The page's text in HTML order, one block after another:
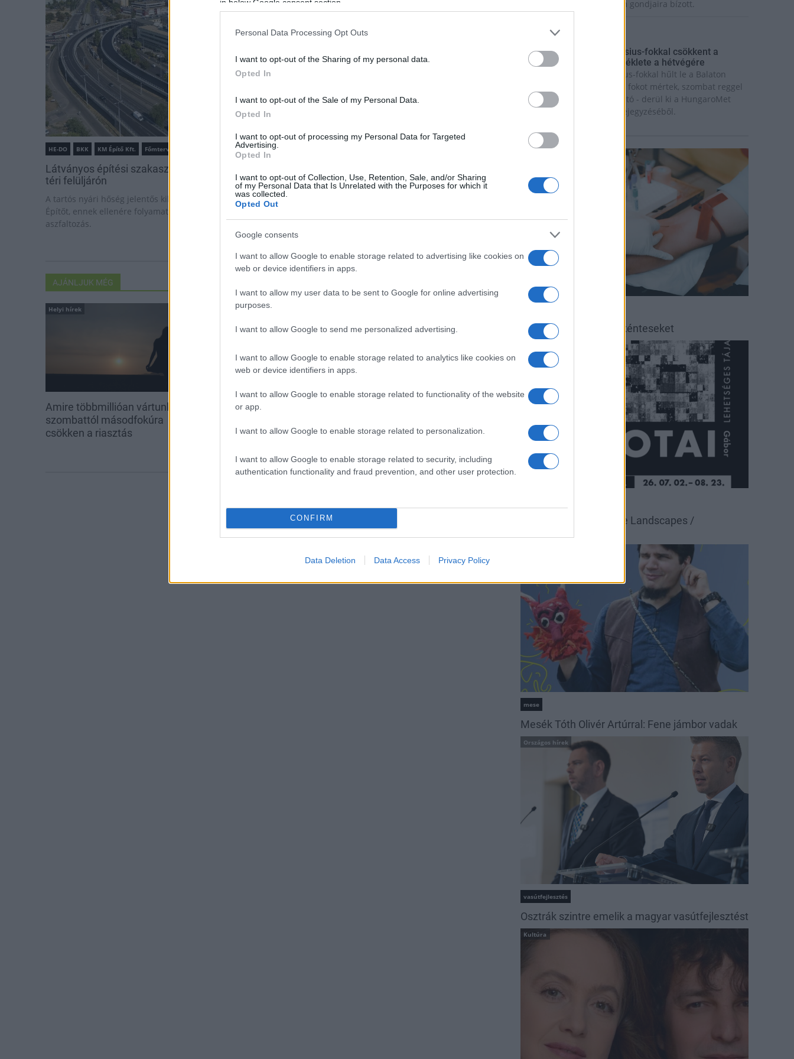
in below Google consent section.
Personal Data Processing Opt Outs
I want to opt-out of the Sharing of my personal data.
Opted In
I want to opt-out of the Sale of my Personal Data.
Opted In
I want to opt-out of processing my Personal Data for Targeted
Advertising.
Opted In
I want to opt-out of Collection, Use, Retention, Sale, and/or Sharing
of my Personal Data that Is Unrelated with the Purposes for which it
was collected.
Opted Out
Google consents
I want to allow Google to enable storage related to advertising like cookies on
web or device identifiers in apps.
I want to allow my user data to be sent to Google for online advertising
purposes.
I want to allow Google to send me personalized advertising.
I want to allow Google to enable storage related to analytics like cookies on
web or device identifiers in apps.
I want to allow Google to enable storage related to functionality of the website
or app.
I want to allow Google to enable storage related to personalization.
I want to allow Google to enable storage related to security, including
authentication functionality and fraud prevention, and other user protection.
CONFIRM
Data Deletion Data Access Privacy Policy
HE-DO BKK KM Építő Kft. Főmterv Mérnöki Tervező Zrt.
Látványos építési szakasz indult be a Flórián
téri felüljárón
A tartós nyári hőség jelentős kihívás elé állítja a KM
Építőt, ennek ellenére folyamatosan halad az
aszfaltozás.
árnyékában?
Elkészült a Liszt Ferenc repülőtér
Egyetlen, fél évszázados
vezetéken múlt Bicske vízellátása
Épített öröksége megújításával is
AJÁNLJUK MÉG
Helyi hírek
Amire többmillióan vártunk:
szombattól másodfokúra
csökken a riasztás
Országos hírek
Kecskeméten is szakirányú
Ferenc Egyetem
elkerülésében
házaspár a pécsi múzeum gondjaira bízott.
Országos hírek
Egy hét alatt közel 6 Celsius-fokkal csökkent a
Balaton vizének hőmérséklete a hétvégére
Egy hét alatt közel 6 Celsius-fokkal hűlt le a Balaton
vize: míg július 18-án 26,6 fokot mértek, szombat reggel
már csak 20,8 fokos volt a tó - derül ki a HungaroMet
Zrt. szombati Facebook-bejegyzéséből.
Véradásra kérik az önkénteseket
Palotai Gábor: Possible Landscapes /
mese
Mesék Tóth Olivér Artúrral: Fene jámbor vadak
Országos hírek
vasútfejlesztés
Osztrák szintre emelik a magyar vasútfejlesztést
Kultúra